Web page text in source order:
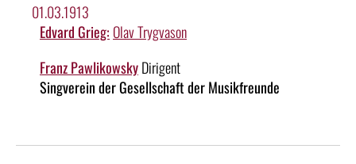
01.03.1913
Edvard Grieg: Olav Trygvason
Franz PawlikowskyDirigent
Singverein der Gesellschaft der Musikfreunde